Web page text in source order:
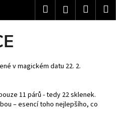
HledatPřihlášení
v magickém datu 22. 2.
11 párů - tedy 22 sklenek.
– esencí toho nejlepšího, co